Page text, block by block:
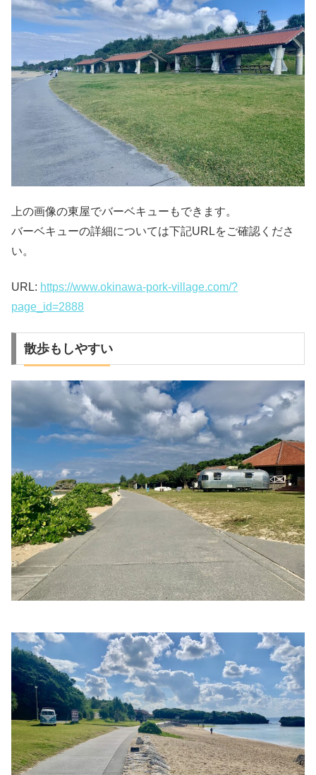
上の画像の東屋でバーベキューもできます。
バーベキューの詳細については下記URLをご確認くださ
い。
URL: https://www.okinawa-pork-village.com/?
page_id=2888
散歩もしやすい